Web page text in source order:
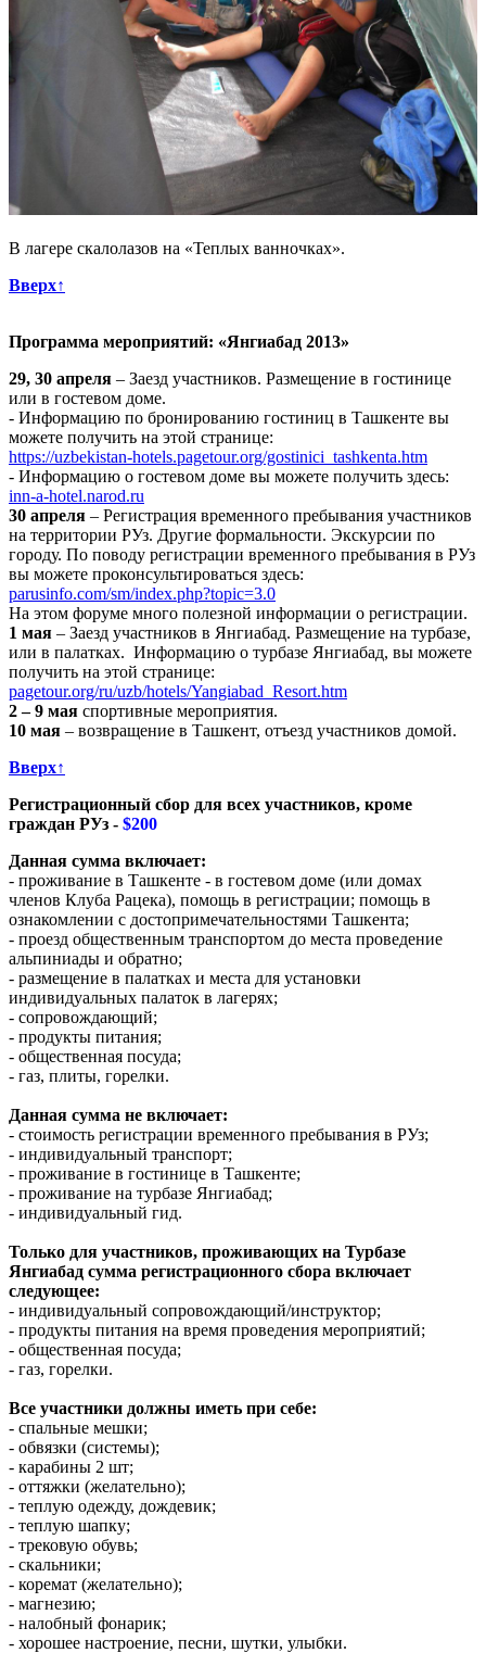
В лагере скалолазов на «Теплых ванночках».
Вверх↑
Программа мероприятий: «Янгиабад 2013»
29, 30 апреля – Заезд участников. Размещение в гостинице
или в гостевом доме.
- Информацию по бронированию гостиниц в Ташкенте вы
можете получить на этой странице:
https://uzbekistan-hotels.pagetour.org/gostinici_tashkenta.htm
- Информацию о гостевом доме вы можете получить здесь:
inn-a-hotel.narod.ru
30 апреля – Регистрация временного пребывания участников
на территории РУз. Другие формальности. Экскурсии по
городу. По поводу регистрации временного пребывания в РУз
вы можете проконсультироваться здесь:
parusinfo.com/sm/index.php?topic=3.0
На этом форуме много полезной информации о регистрации.
1 мая – Заезд участников в Янгиабад. Размещение на турбазе,
или в палатках. Информацию о турбазе Янгиабад, вы можете
получить на этой странице:
pagetour.org/ru/uzb/hotels/Yangiabad_Resort.htm
2 – 9 мая спортивные мероприятия.
10 мая – возвращение в Ташкент, отъезд участников домой.
Вверх↑
Регистрационный сбор для всех участников, кроме
граждан РУз - $200
Данная сумма включает:
- проживание в Ташкенте - в гостевом доме (или домах
членов Клуба Рацека), помощь в регистрации; помощь в
ознакомлении с достопримечательностями Ташкента;
- проезд общественным транспортом до места проведение
альпиниады и обратно;
- размещение в палатках и места для установки
индивидуальных палаток в лагерях;
- сопровождающий;
- продукты питания;
- общественная посуда;
- газ, плиты, горелки.
Данная сумма не включает:
- стоимость регистрации временного пребывания в РУз;
- индивидуальный транспорт;
- проживание в гостинице в Ташкенте;
- проживание на турбазе Янгиабад;
- индивидуальный гид.
Только для участников, проживающих на Турбазе
Янгиабад сумма регистрационного сбора включает
следующее:
- индивидуальный сопровождающий/инструктор;
- продукты питания на время проведения мероприятий;
- общественная посуда;
- газ, горелки.
Все участники должны иметь при себе:
- спальные мешки;
- обвязки (системы);
- карабины 2 шт;
- оттяжки (желательно);
- теплую одежду, дождевик;
- теплую шапку;
- трековую обувь;
- скальники;
- коремат (желательно);
- магнезию;
- налобный фонарик;
- хорошее настроение, песни, шутки, улыбки.